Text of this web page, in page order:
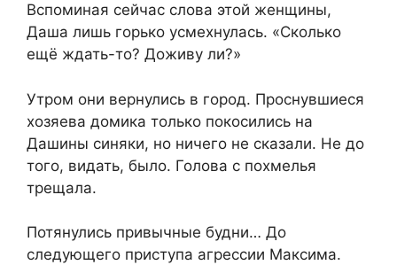
Вспоминая сейчас слова этой женщины,
Даша лишь горько усмехнулась. «Сколько
ещё ждать-то? Доживу ли?»
Утром они вернулись в город. Проснувшиеся
хозяева домика только покосились на
Дашины синяки, но ничего не сказали. Не до
того, видать, было. Голова с похмелья
трещала.
Потянулись привычные будни… До
следующего приступа агрессии Максима.